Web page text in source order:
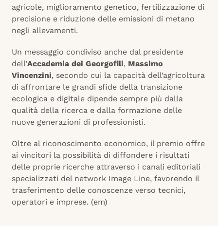
agricole, miglioramento genetico, fertilizzazione di
precisione e riduzione delle emissioni di metano
negli allevamenti.
Un messaggio condiviso anche dal presidente
dell’Accademia dei Georgofili, Massimo
Vincenzini, secondo cui la capacità dell’agricoltura
di affrontare le grandi sfide della transizione
ecologica e digitale dipende sempre più dalla
qualità della ricerca e dalla formazione delle
nuove generazioni di professionisti.
Oltre al riconoscimento economico, il premio offre
ai vincitori la possibilità di diffondere i risultati
delle proprie ricerche attraverso i canali editoriali
specializzati del network Image Line, favorendo il
trasferimento delle conoscenze verso tecnici,
operatori e imprese. (em)